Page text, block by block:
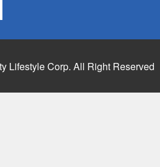
Lifestyle Corp. All Right Reserved